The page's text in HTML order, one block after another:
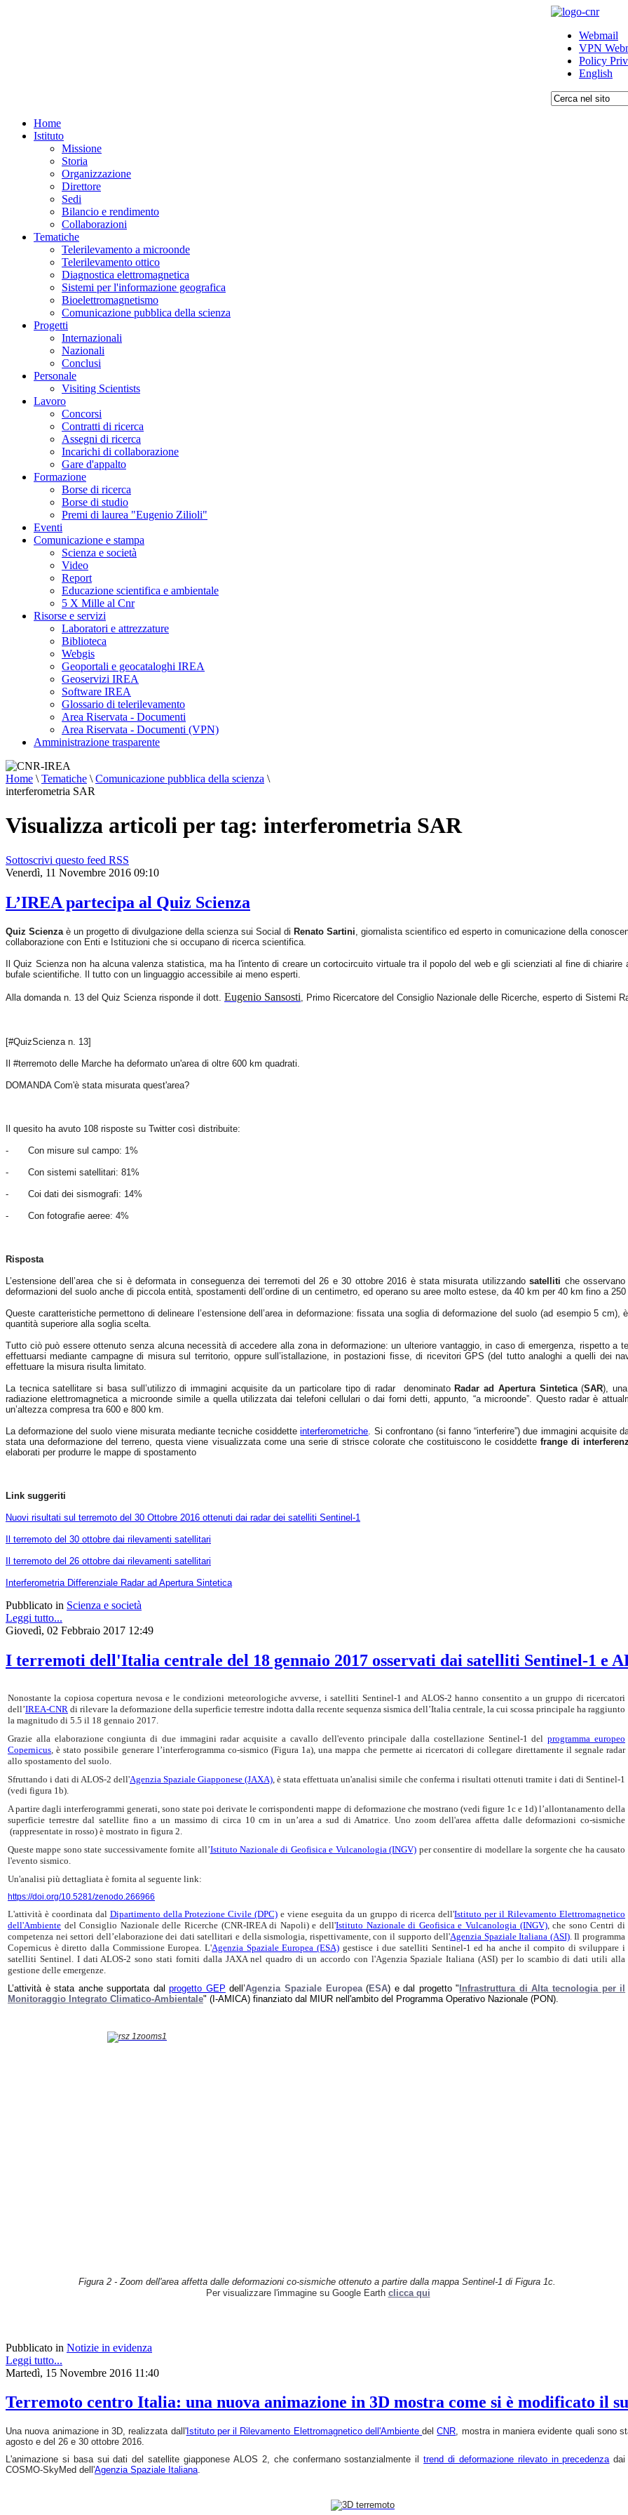
Webmail
VPN
Policy
English
Home
Istituto
Missione
Storia
Organizzazione
Direttore
Sedi
Bilancio e rendimento
Collaborazioni
Tematiche
Telerilevamento a microonde
Telerilevamento ottico
Diagnostica elettromagnetica
Sistemi per l'informazione geografica
Bioelettromagnetismo
Comunicazione pubblica della scienza
Progetti
Internazionali
Nazionali
Conclusi
Personale
Visiting Scientists
Lavoro
Concorsi
Contratti di ricerca
Assegni di ricerca
Incarichi di collaborazione
Gare d'appalto
Formazione
Borse di ricerca
Borse di studio
Premi di laurea "Eugenio Zilioli"
Eventi
Comunicazione e stampa
Scienza e società
Video
Report
Educazione scientifica e ambientale
5 X Mille al Cnr
Risorse e servizi
Laboratori e attrezzature
Biblioteca
Webgis
Geoportali e geocataloghi IREA
Geoservizi IREA
Software IREA
Glossario di telerilevamento
Area Riservata - Documenti
Area Riservata - Documenti (VPN)
Amministrazione trasparente
Home \ Tematiche \ Comunicazione pubblica della scienza \
interferometria SAR
Visualizza articoli per tag: interferometria SAR
Sottoscrivi questo feed RSS
Venerdì, 11 Novembre 2016 09:10
L’IREA partecipa al Quiz Scienza
Quiz Scienza è un progetto di divulgazione della scienza sui Social di Renato Sartini , giornalista scientifico ed esperto in comunicazione della
collaborazione con Enti e Istituzioni che si occupano di ricerca scientifica.
Il Quiz Scienza non ha alcuna valenza statistica, ma ha l'intento di creare un cortocircuito virtuale tra il popolo del web e gli scienziati al fine di
bufale scientifiche. Il tutto con un linguaggio accessibile ai meno esperti.
Alla domanda n. 13 del Quiz Scienza risponde il dott. Eugenio Sansosti , Primo Ricercatore del Consiglio Nazionale delle Ricerche, esperto di Sistemi
[#QuizScienza n. 13]
Il #terremoto delle Marche ha deformato un'area di oltre 600 km quadrati.
DOMANDA Com'è stata misurata quest'area?
Il quesito ha avuto 108 risposte su Twitter così distribuite:
- Con misure sul campo: 1%
- Con sistemi satellitari: 81%
- Coi dati dei sismografi: 14%
- Con fotografie aeree: 4%
Risposta
L’estensione dell’area che si è deformata in conseguenza dei terremoti del 26 e 30 ottobre 2016 è stata misurata utilizzandosatelliti che
deformazioni del suolo anche di piccola entità, spostamenti dell’ordine di un centimetro, ed operano su aree molto estese, da 40 km per 40 km fino a
Queste caratteristiche permettono di delineare l’estensione dell’area in deformazione: fissata una soglia di deformazione del suolo (ad esempio 5
quantità superiore alla soglia scelta.
Tutto ciò può essere ottenuto senza alcuna necessità di accedere alla zona in deformazione: un ulteriore vantaggio, in caso di emergenza, rispetto a
effettuarsi mediante campagne di misura sul territorio, oppure sull’istallazione, in postazioni fisse, di ricevitori GPS (del tutto analoghi a quelli dei
effettuare la misura risulta limitato.
La tecnica satellitare si basa sull’utilizzo di immagini acquisite da un particolare tipo di radar denominatoRadar ad Apertura Sintetica(SAR),
radiazione elettromagnetica a microonde simile a quella utilizzata dai telefoni cellulari o dai forni detti, appunto, “a microonde”. Questo radar è
un’altezza compresa tra 600 e 800 km.
La deformazione del suolo viene misurata mediante tecniche cosiddetteinterferometriche . Si confrontano (si fanno “interferire”) due immagini
stata una deformazione del terreno, questa viene visualizzata come una serie di strisce colorate che costituiscono le cosiddettefrange di
elaborati per produrre le mappe di spostamento
Link suggeriti
Nuovi risultati sul terremoto del 30 Ottobre 2016 ottenuti dai radar dei satelliti Sentinel-1
Il terremoto del 30 ottobre dai rilevamenti satellitari
Il terremoto del 26 ottobre dai rilevamenti satellitari
Interferometria Differenziale Radar ad Apertura Sintetica
Pubblicato in Scienza e società
Leggi tutto...
Giovedì, 02 Febbraio 2017 12:49
I terremoti dell'Italia centrale del 18 gennaio 2017 osservati dai satelliti Sentinel-1 e
Nonostante la copiosa copertura nevosa e le condizioni meteorologiche avverse, i satelliti Sentinel-1 and ALOS-2 hanno consentito a un gruppo di ricercatori
dell’IREA-CNR di rilevare la deformazione della superficie terrestre indotta dalla recente sequenza sismica dell’Italia centrale, la cui scossa principale ha raggiunto
la magnitudo di 5.5 il 18 gennaio 2017.
Grazie alla elaborazione congiunta di due immagini radar acquisite a cavallo dell'evento principale dalla costellazione Sentinel-1 delprogramma europeo
Copernicus , è stato possibile generare l’interferogramma co-sismico (Figura 1a), una mappa che permette ai ricercatori di collegare direttamente il segnale radar
allo spostamento del suolo.
Sfruttando i dati di ALOS-2 dell'Agenzia Spaziale Giapponese (JAXA) , è stata effettuata un'analisi simile che conferma i risultati ottenuti tramite i dati di Sentinel-1
(vedi figura 1b).
A partire dagli interferogrammi generati, sono state poi derivate le corrispondenti mappe di deformazione che mostrano (vedi figure 1c e 1d) l’allontanamento della
superficie terrestre dal satellite fino a un massimo di circa 10 cm in un’area a sud di Amatrice. Uno zoom dell'area affetta dalle deformazioni co-sismiche
(rappresentate in rosso) è mostrato in figura 2.
Queste mappe sono state successivamente fornite all’Istituto Nazionale di Geofisica e Vulcanologia (INGV) per consentire di modellare la sorgente che ha causato
l'evento sismico.
Un'analisi più dettagliata è fornita al seguente link:
https://doi.org/10.5281/zenodo.266966
L'attività è coordinata dal Dipartimento della Protezione Civile (DPC) e viene eseguita da un gruppo di ricerca dell'Istituto per il Rilevamento Elettromagnetico
dell'Ambiente del Consiglio Nazionale delle Ricerche (CNR-IREA di Napoli) e dell'Istituto Nazionale di Geofisica e Vulcanologia (INGV), che sono Centri di
competenza nei settori dell’elaborazione dei dati satellitari e della sismologia, rispettivamente, con il supporto dell'Agenzia Spaziale Italiana (ASI). Il programma
Copernicus è diretto dalla Commissione Europea. L'Agenzia Spaziale Europea (ESA) gestisce i due satelliti Sentinel-1 ed ha anche il compito di sviluppare i
satelliti Sentinel. I dati ALOS-2 sono stati forniti dalla JAXA nel quadro di un accordo con l'Agenzia Spaziale Italiana (ASI) per lo scambio di dati utili alla
gestione delle emergenze.
L’attività è stata anche supportata dal progetto GEP dell’Agenzia Spaziale Europea(ESA) e dal progetto "Infrastruttura di Alta tecnologia per il
Monitoraggio Integrato Climatico-Ambientale" (I-AMICA) finanziato dal MIUR nell'ambito del Programma Operativo Nazionale (PON).
Figura 2 - Zoom dell'area affetta dalle deformazioni co-sismiche ottenuto a partire dalla mappa Sentinel-1 di Figura 1c.
Per visualizzare l'immagine su Google Earth clicca qui
Pubblicato in Notizie in evidenza
Leggi tutto...
Martedì, 15 Novembre 2016 11:40
Terremoto centro Italia: una nuova animazione in 3D mostra come si è modificato il
Una nuova animazione in 3D, realizzata dall'Istituto per il Rilevamento Elettromagnetico dell'AmbientedelCNR, mostra in maniera evidente quali sono
agosto e del 26 e 30 ottobre 2016.
L'animazione si basa sui dati del satellite giapponese ALOS 2, che confermano sostanzialmente iltrend di deformazione rilevato in precedenzadai
COSMO-SkyMed dell'Agenzia Spaziale Italiana.